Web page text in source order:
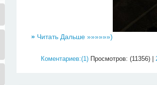
» Читать Дальше »»»»»»)
Коментариев:(1) Просмотров: (11356) |